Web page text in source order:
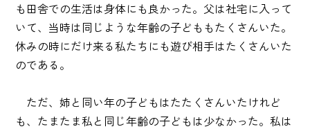
も田舎での生活は身体にも良かった。父は社宅に入って
いて、当時は同じような年齢の子どももたくさんいた。
休みの時にだけ来る私たちにも遊び相手はたくさんいた
のである。
ただ、姉と同い年の子どもはたたくさんいたけれど
も、たまたま私と同じ年齢の子どもは少なかった。私は